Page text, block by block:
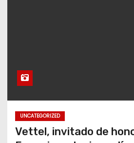
UNCATEGORIZED
Vettel, invitado de